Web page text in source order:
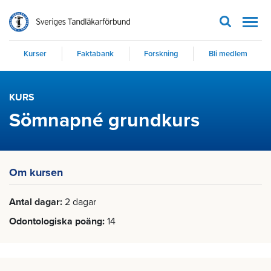
Kurser Faktabank Forskning Bli medlem
KURS
Sömnapné grundkurs
Om kursen
Antal dagar 2 dagar
Odontologiska poäng 14